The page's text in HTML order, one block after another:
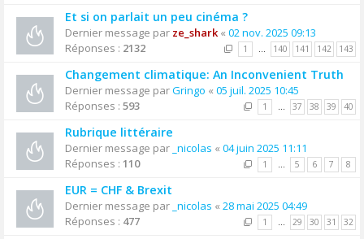
Et si on parlait un peu cinéma ?
Dernier message par ze_shark« 02 nov. 2025 09:13
Réponses : 2132 1 … 140 141 142 143
Changement climatique: An Inconvenient Truth
Dernier message parGringo « 05 juil. 2025 10:45
Réponses : 593 1 … 37 38 39 40
Rubrique littéraire
Dernier message par _nicolas « 04 juin 2025 11:11
Réponses : 110 1 … 5 6 7 8
EUR = CHF & Brexit
Dernier message par _nicolas « 28 mai 2025 04:49
Réponses : 477 1 … 29 30 31 32